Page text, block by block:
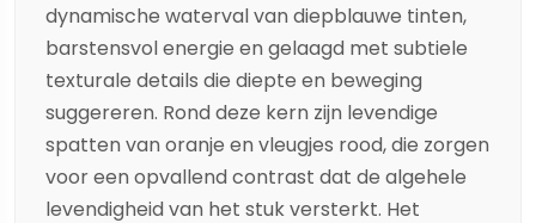
dynamische waterval van diepblauwe tinten,
barstensvol energie en gelaagd met subtiele
texturale details die diepte en beweging
suggereren. Rond deze kern zijn levendige
spatten van oranje en vleugjes rood, die zorgen
voor een opvallend contrast dat de algehele
levendigheid van het stuk versterkt. Het